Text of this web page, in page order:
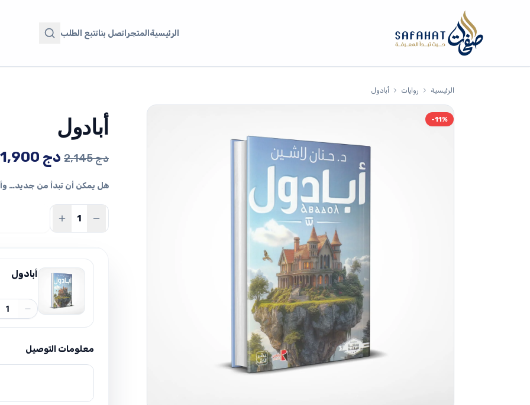
الرئيسيةالمتجراتصل بناتتبع الطلب
الرئيسية روايات أبادول
-11% أبادول
2,145دج
السعر
هو:
2,145 دج.
1,900 دج
هل يمكن أن تبدأ من جديد…
أبادول
1
معلومات التوصيل